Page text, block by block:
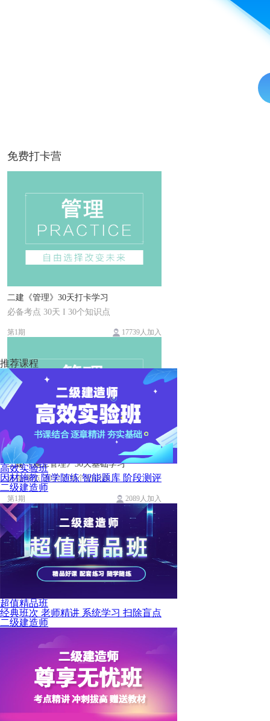
免费打卡营
二建《管理》30天打卡学习
必备考点 30天 I 30个知识点
第1期 17739人加入
二建《施工管理》30天基础学习
必备考点 30天 I 30个知识点
第1期 2089人加入
推荐课程
高效实验班
因材施教 随学随练 智能题库 阶段测评
二级建造师
超值精品班
经典班次 老师精讲 系统学习 扫除盲点
二级建造师